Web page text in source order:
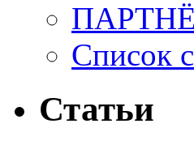
Список
Статьи